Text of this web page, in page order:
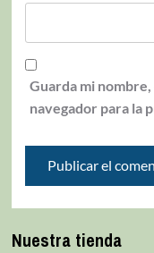
Guarda mi
navegador para la
Nuestra tienda